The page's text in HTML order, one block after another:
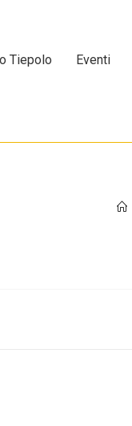
Tiepolo Eventi